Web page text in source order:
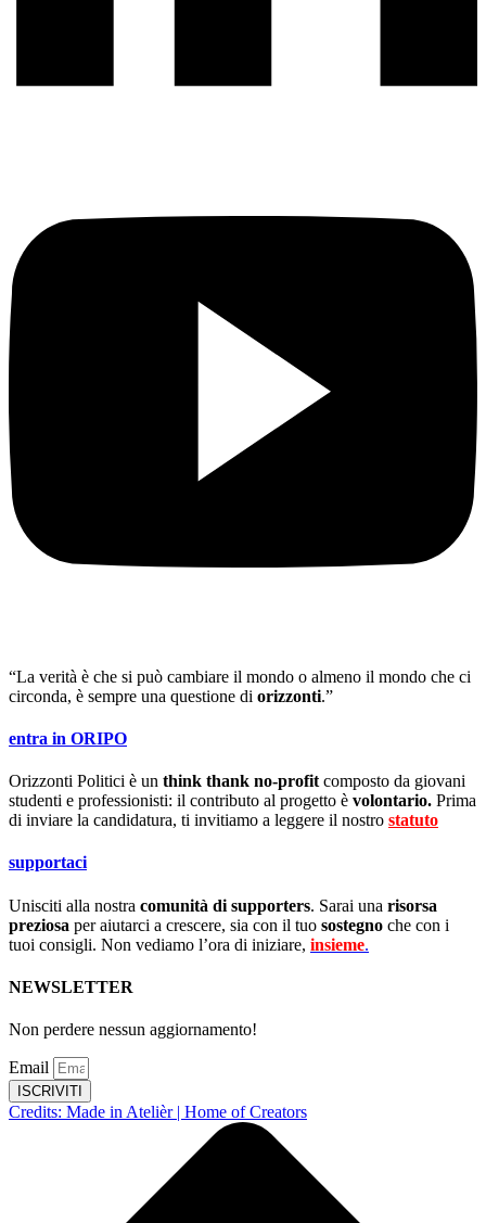
“La verità è che si può cambiare il mondo o almeno il mondo che ci
circonda, è sempre una questione di orizzonti.”
entra in ORIPO
Orizzonti Politici è un think thank no-profit composto da giovani
studenti e professionisti: il contributo al progetto è volontario. Prima
di inviare la candidatura, ti invitiamo a leggere il nostro statuto
supportaci
Unisciti alla nostra comunità di supporters. Sarai una risorsa
preziosa per aiutarci a crescere, sia con il tuo sostegno che con i
tuoi consigli. Non vediamo l’ora di iniziare, insieme.
NEWSLETTER
Non perdere nessun aggiornamento!
Email
ISCRIVITI
Credits: Made in Atelièr | Home of Creators